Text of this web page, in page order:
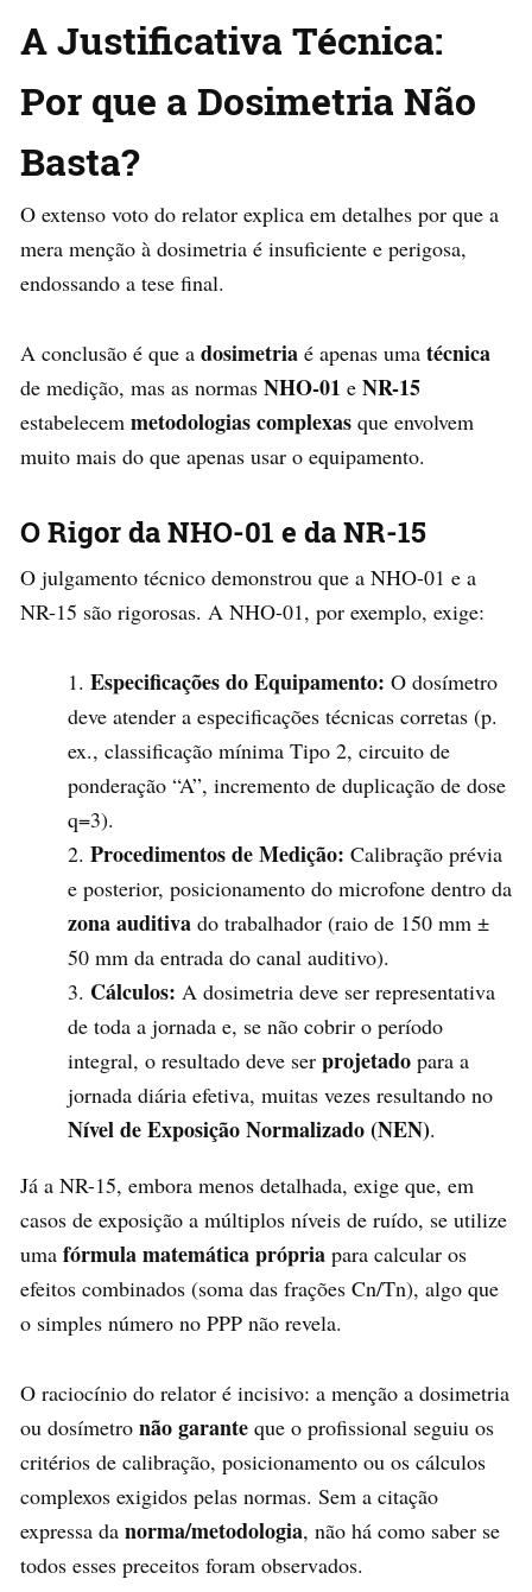
A Justificativa Técnica:
Por que a Dosimetria Não
Basta?
O extenso voto do relator explica em detalhes por que a
mera menção à dosimetria é insuficiente e perigosa,
endossando a tese final.
A conclusão é que a dosimetria é apenas uma técnica
de medição, mas as normas NHO-01 e NR-15
estabelecem metodologias complexas que envolvem
muito mais do que apenas usar o equipamento.
O Rigor da NHO-01 e da NR-15
O julgamento técnico demonstrou que a NHO-01 e a
NR-15 são rigorosas. A NHO-01, por exemplo, exige:
Especificações do Equipamento: O dosímetro
deve atender a especificações técnicas corretas (p.
ex., classificação mínima Tipo 2, circuito de
ponderação “A”, incremento de duplicação de dose
q=3).
Procedimentos de Medição: Calibração prévia
e posterior, posicionamento do microfone dentro da
zona auditiva do trabalhador (raio de 150 mm ±
50 mm da entrada do canal auditivo).
Cálculos: A dosimetria deve ser representativa
de toda a jornada e, se não cobrir o período
integral, o resultado deve ser projetado para a
jornada diária efetiva, muitas vezes resultando no
Nível de Exposição Normalizado (NEN).
Já a NR-15, embora menos detalhada, exige que, em
casos de exposição a múltiplos níveis de ruído, se utilize
uma fórmula matemática própria para calcular os
efeitos combinados (soma das frações Cn/Tn), algo que
o simples número no PPP não revela.
O raciocínio do relator é incisivo: a menção a dosimetria
ou dosímetro não garante que o profissional seguiu os
critérios de calibração, posicionamento ou os cálculos
complexos exigidos pelas normas. Sem a citação
expressa da norma/metodologia, não há como saber se
todos esses preceitos foram observados.